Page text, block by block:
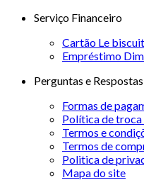
Serviço Financeiro
Cartão Le biscuit
Empréstimo
Perguntas e Respostas
Formas de
Política de troca
Termos e
Termos de
Politica de
Mapa do site